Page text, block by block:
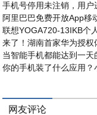
手机号停用未注销，用
阿里巴巴免费开放App移
联想YOGA720-13IKB个
来了！湖南首家华为授
当智能手机都能达到一
你的手机装了什么应用？
网友评论